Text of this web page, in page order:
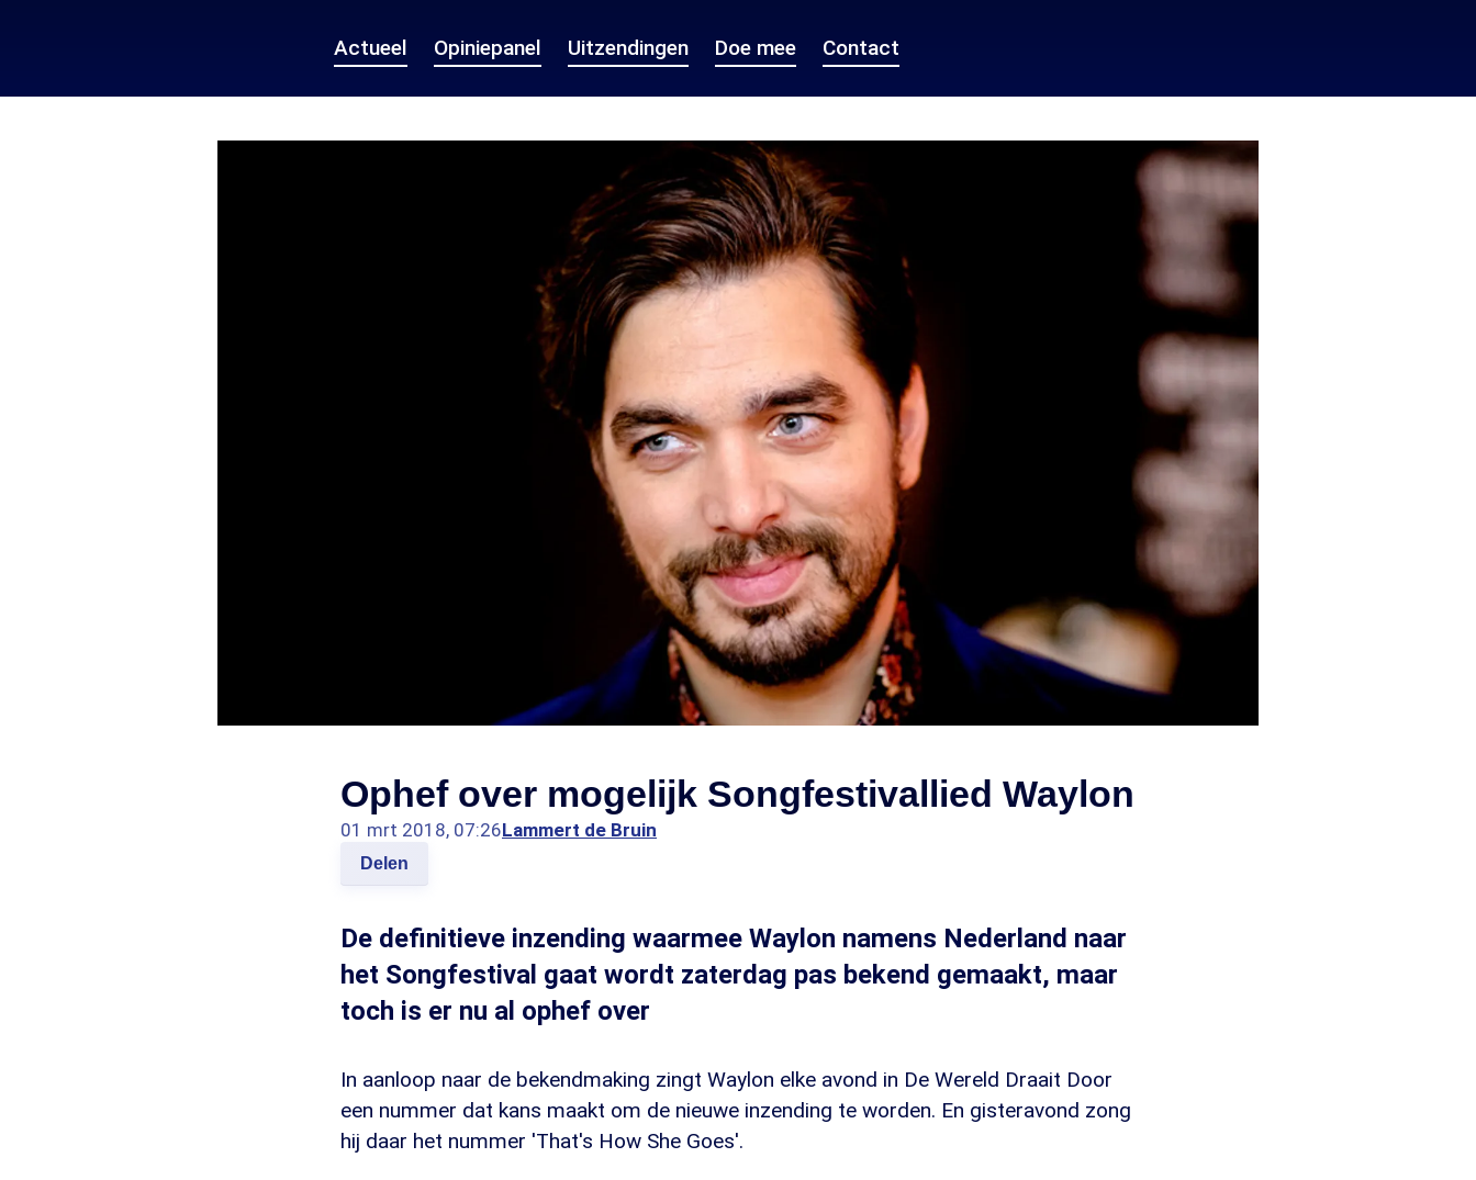
Actueel Opiniepanel Uitzendingen Doe mee Contact
Ophef over mogelijk Songfestivallied Waylon
01 mrt 2018, 07:26Lammert de Bruin
Delen
De definitieve inzending waarmee Waylon namens Nederland naar
het Songfestival gaat wordt zaterdag pas bekend gemaakt, maar
toch is er nu al ophef over
In aanloop naar de bekendmaking zingt Waylon elke avond in De Wereld Draait Door
een nummer dat kans maakt om de nieuwe inzending te worden. En gisteravond zong
hij daar het nummer 'That's How She Goes'.